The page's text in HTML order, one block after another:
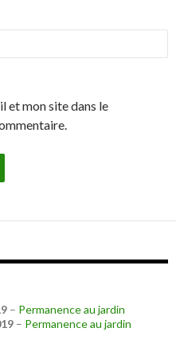
et mon site dans le
– Permanence au jardin
– Permanence au jardin